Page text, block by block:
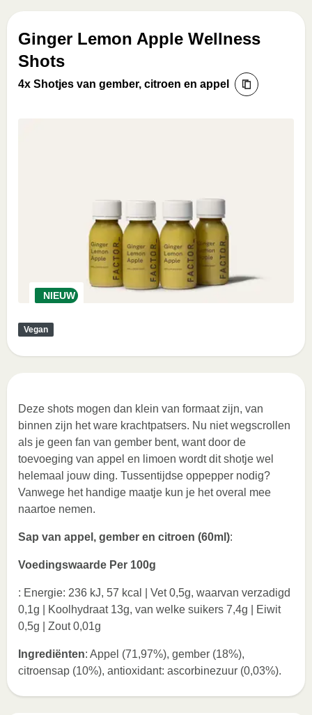
Ginger Lemon Apple Wellness
Shots
4x Shotjes van gember, citroen en appel
NIEUW
Vegan
Deze shots mogen dan klein van formaat zijn, van
binnen zijn het ware krachtpatsers. Nu niet wegscrollen
als je geen fan van gember bent, want door de
toevoeging van appel en limoen wordt dit shotje wel
helemaal jouw ding. Tussentijdse oppepper nodig?
Vanwege het handige maatje kun je het overal mee
naartoe nemen.
Sap van appel, gember en citroen (60ml):
Voedingswaarde Per 100g
: Energie: 236 kJ, 57 kcal | Vet 0,5g, waarvan verzadigd
0,1g | Koolhydraat 13g, van welke suikers 7,4g | Eiwit
0,5g | Zout 0,01g
Ingrediënten: Appel (71,97%), gember (18%),
citroensap (10%), antioxidant: ascorbinezuur (0,03%).